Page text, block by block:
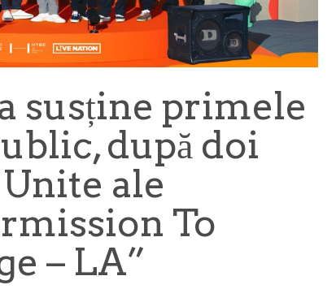
susține primele
după doi
ale
To
– LA”